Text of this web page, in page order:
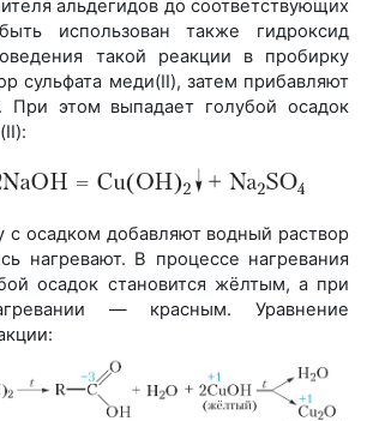
альдегидов до соответствующих
использован также гидроксид
такой реакции в пробирку
сульфата меди(II), затем прибавляют
При этом выпадает голубой осадок
с осадком добавляют водный раствор
нагревают. В процессе нагревания
осадок становится жёлтым, а при
— красным. Уравнение